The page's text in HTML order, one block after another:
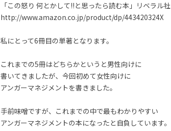
「この怒り 何とかして!!と思ったら読む本」リベラル社
http://www.amazon.co.jp/product/dp/443420324X
私にとって6冊目の単著となります。
これまでの5冊はどちらかというと男性向けに
書いてきましたが、今回初めて女性向けに
アンガーマネジメントを書きました。
手前味噌ですが、これまでの中で最もわかりやすい
アンガーマネジメントの本になったと自負しています。